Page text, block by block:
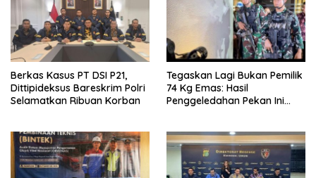
Berkas Kasus PT DSI P21,
Dittipideksus Bareskrim Polri
Selamatkan Ribuan Korban
Tegaskan Lagi Bukan Pemilik
74 Kg Emas: Hasil
Penggeledahan Pekan Ini